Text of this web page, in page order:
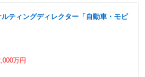
ティングディレクター「自動車・モビ
万円